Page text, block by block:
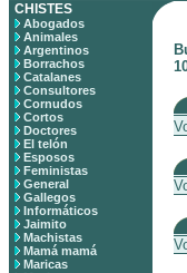
CHISTES
Abogados
Animales
Argentinos
Borrachos
Catalanes
Consultores
Cornudos
Cortos
Doctores
El telón
Esposos
Feministas
General
Gallegos
Informáticos
Jaimito
Machistas
Mamá mamá
Maricas